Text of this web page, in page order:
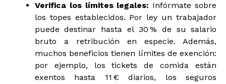
Verifica los límites legales: Infórmate sobre
los topes establecidos. Por ley un trabajador
puede destinar hasta el 30 % de su salario
bruto a retribución en especie. Además,
muchos beneficios tienen límites de exención:
por ejemplo, los tickets de comida están
exentos hasta 11 € diarios, los seguros